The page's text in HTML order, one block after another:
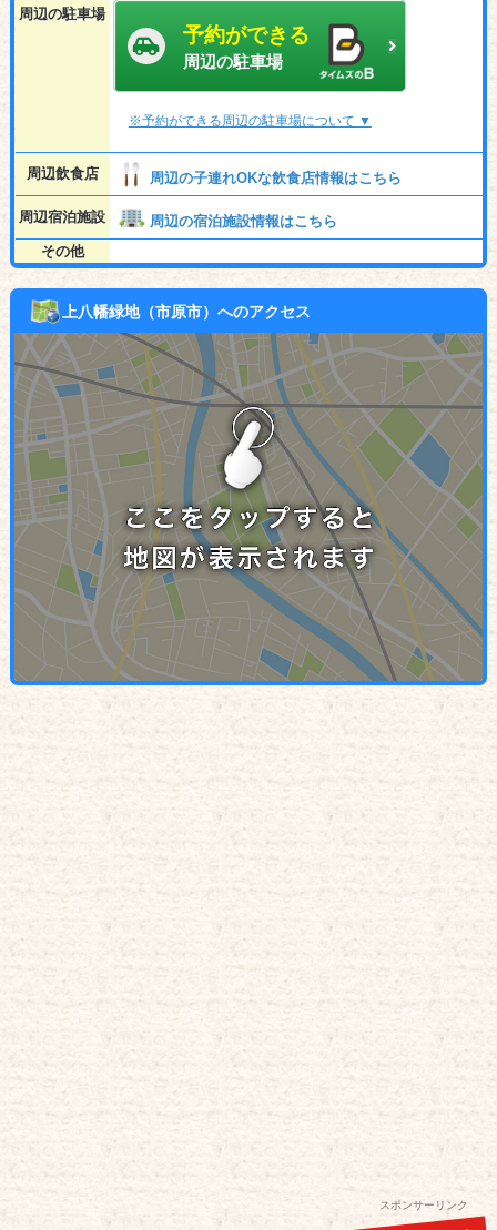
周辺の駐車場
予約ができる
周辺の駐車場
※予約ができる周辺の駐車場について ▼
周辺飲食店 周辺の子連れOKな飲食店情報はこちら
周辺宿泊施設
周辺の宿泊施設情報はこちら
その他
上八幡緑地（市原市）へのアクセス
スポンサーリンク